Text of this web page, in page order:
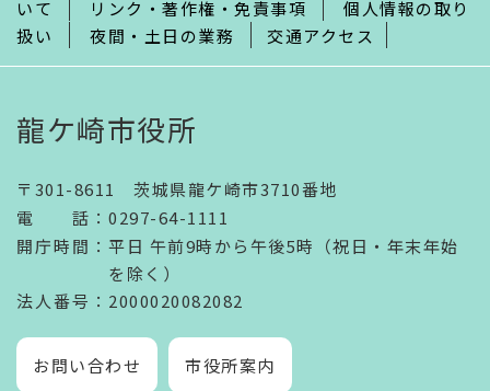
いて
リンク・著作権・免責事項
個人情報の取り
扱い
夜間・土日の業務 交通アクセス
龍ケ崎市役所
〒301-8611 茨城県龍ケ崎市3710番地
電話 ： 0297-64-1111
開庁時間 ： 平日 午前9時から午後5時（祝日・年末年始
を除く）
法人番号 ：2000020082082
お問い合わせ 市役所案内